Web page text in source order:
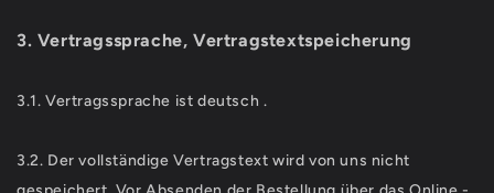
3. Vertragssprache, Vertragstextspeicherung
3.1. Vertragssprache ist deutsch .
3.2. Der vollständige Vertragstext wird von uns nicht